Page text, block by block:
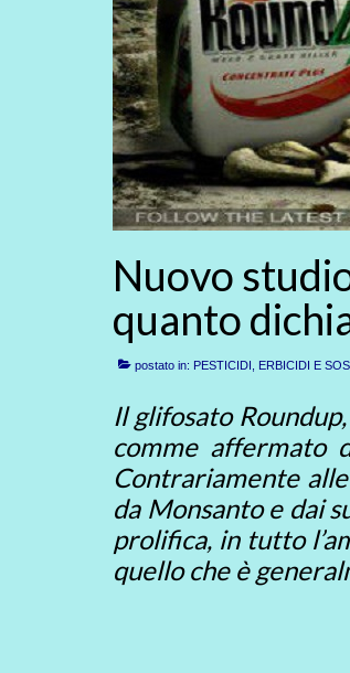
Nuovo
quanto
postato in: PESTICIDI, ERBICIDI E
Il glifosato
comme affermato
Contrariamente
da Monsanto e dai
prolifica, in tutto
quello che è